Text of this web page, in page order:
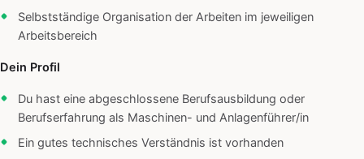
Selbstständige Organisation der Arbeiten im jeweiligen
Arbeitsbereich
Dein Profil
Du hast eine abgeschlossene Berufsausbildung oder
Berufserfahrung als Maschinen- und Anlagenführer/in
Ein gutes technisches Verständnis ist vorhanden